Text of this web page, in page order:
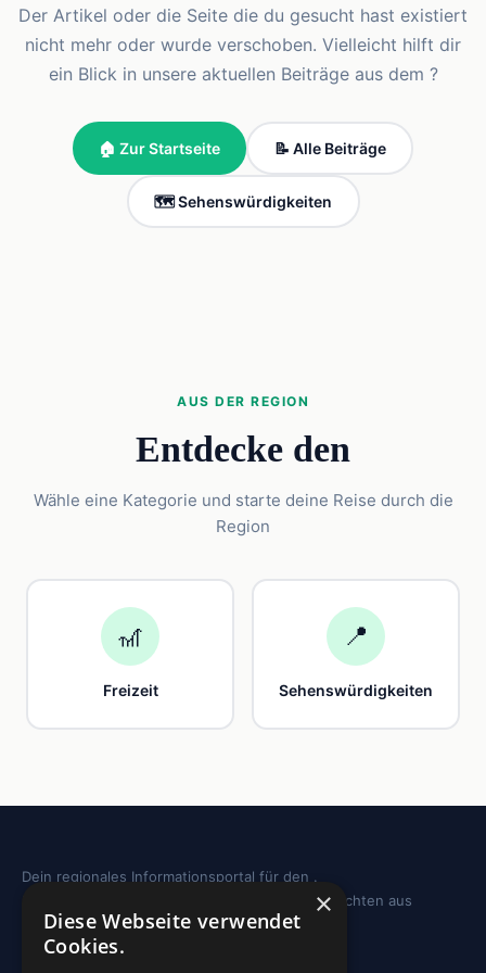
Der Artikel oder die Seite die du gesucht hast existiert
nicht mehr oder wurde verschoben. Vielleicht hilft dir
ein Blick in unsere aktuellen Beiträge aus dem ?
🏠 Zur Startseite 📝 Alle Beiträge
🗺️ Sehenswürdigkeiten
AUS DER REGION
Entdecke den
Wähle eine Kategorie und starte deine Reise durch die
Region
🎢
Freizeit
📍
Sehenswürdigkeiten
Dein regionales Informationsportal für den .
Sehenswürdigkeiten, Ausflugstipps und Geschichten aus
deiner Region.
×
Diese Webseite verwendet
Cookies.